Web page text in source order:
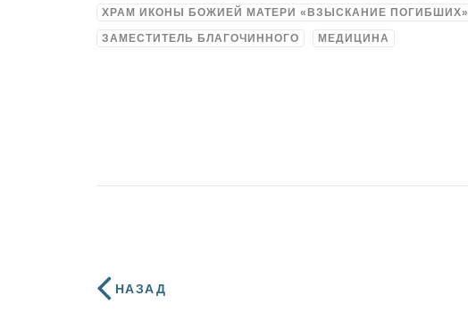
ХРАМ ИКОНЫ БОЖИЕЙ МАТЕРИ «ВЗЫСКАНИЕ ПОГИБШИХ»
ЗАМЕСТИТЕЛЬ БЛАГОЧИННОГО МЕДИЦИНА
НАЗАД